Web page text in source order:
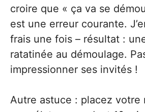
croire que « ça va se
est une erreur courante.
frais une fois – résultat :
ratatinée au démoulage.
impressionner ses invités !
Autre astuce : placez votre